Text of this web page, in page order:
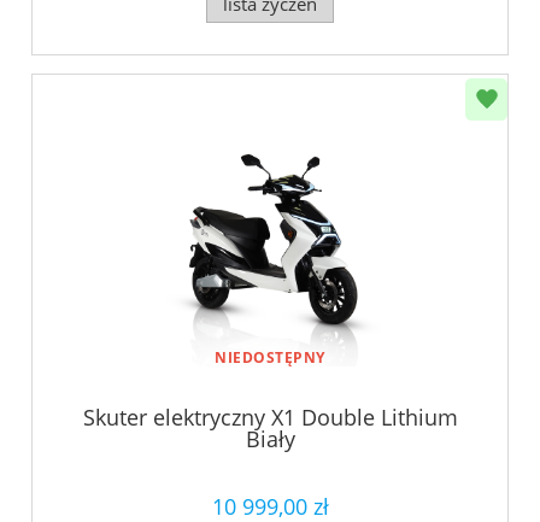
NIEDOSTĘPNY
Skuter elektryczny X1 Double Lithium
Biały
10 999,00 zł